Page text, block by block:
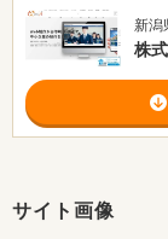
サイト画像
新潟
株